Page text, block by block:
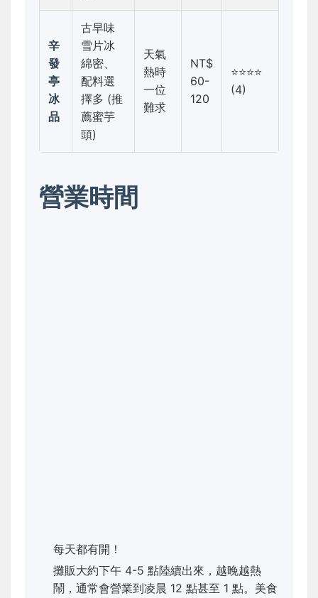
辛
發
亭
冰
品
古早味
雪片冰
綿密、
配料選
擇多 (推
薦蜜芋
頭)
天氣
熱時
一位
難求
NT$
60-
120
⭐⭐⭐⭐
(4)
營業時間
每天都有開！
攤販大約下午 4-5 點陸續出來，越晚越熱
鬧，通常會營業到凌晨 12 點甚至 1 點。美食